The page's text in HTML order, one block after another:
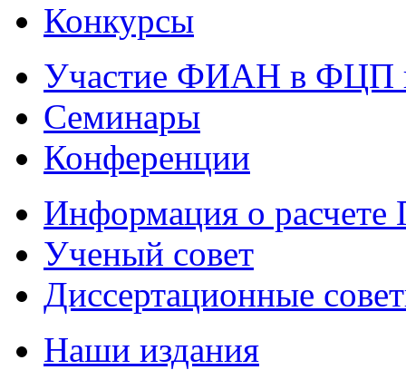
Конкурсы
Участие ФИАН в ФЦП
Семинары
Конференции
Информация о
Ученый совет
Диссертационные
Наши издания